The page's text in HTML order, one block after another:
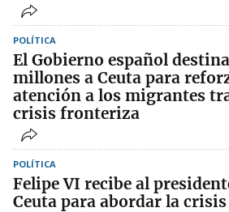
POLÍTICA
El Gobierno español
millones a Ceuta para
atención a los migrantes
crisis fronteriza
POLÍTICA
Felipe VI recibe al
Ceuta para abordar la crisis